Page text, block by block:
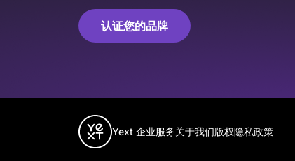
认证您的品牌
Yext 企业服务关于我们版权隐私政策